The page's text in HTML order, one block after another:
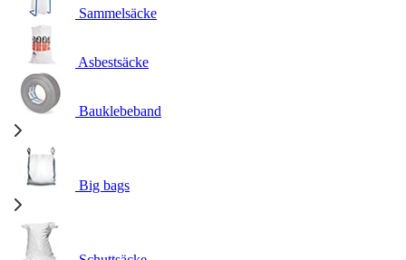
Sammelsäcke
Asbestsäcke
Bauklebeband
Big bags